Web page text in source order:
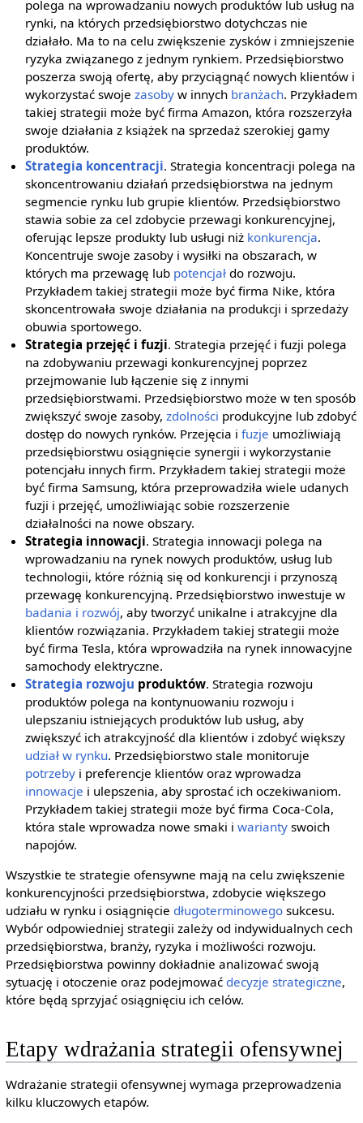
polega na wprowadzaniu nowych produktów lub usług na
rynki, na których przedsiębiorstwo dotychczas nie
działało. Ma to na celu zwiększenie zysków i zmniejszenie
ryzyka związanego z jednym rynkiem. Przedsiębiorstwo
poszerza swoją ofertę, aby przyciągnąć nowych klientów i
wykorzystać swojezasoby w innych branżach. Przykładem
takiej strategii może być firma Amazon, która rozszerzyła
swoje działania z książek na sprzedaż szerokiej gamy
produktów.
Strategia koncentracji. Strategia koncentracji polega na
skoncentrowaniu działań przedsiębiorstwa na jednym
segmencie rynku lub grupie klientów. Przedsiębiorstwo
stawia sobie za cel zdobycie przewagi konkurencyjnej,
oferując lepsze produkty lub usługi niż konkurencja.
Koncentruje swoje zasoby i wysiłki na obszarach, w
których ma przewagę lub potencjał do rozwoju.
Przykładem takiej strategii może być firma Nike, która
skoncentrowała swoje działania na produkcji i sprzedaży
obuwia sportowego.
Strategia przejęć i fuzji. Strategia przejęć i fuzji polega
na zdobywaniu przewagi konkurencyjnej poprzez
przejmowanie lub łączenie się z innymi
przedsiębiorstwami. Przedsiębiorstwo może w ten sposób
zwiększyć swoje zasoby,zdolności produkcyjne lub zdobyć
dostęp do nowych rynków. Przejęcia ifuzje umożliwiają
przedsiębiorstwu osiągnięcie synergii i wykorzystanie
potencjału innych firm. Przykładem takiej strategii może
być firma Samsung, która przeprowadziła wiele udanych
fuzji i przejęć, umożliwiając sobie rozszerzenie
działalności na nowe obszary.
Strategia innowacji. Strategia innowacji polega na
wprowadzaniu na rynek nowych produktów, usług lub
technologii, które różnią się od konkurencji i przynoszą
przewagę konkurencyjną. Przedsiębiorstwo inwestuje w
badania i rozwój, aby tworzyć unikalne i atrakcyjne dla
klientów rozwiązania. Przykładem takiej strategii może
być firma Tesla, która wprowadziła na rynek innowacyjne
samochody elektryczne.
Strategia rozwoju produktów. Strategia rozwoju
produktów polega na kontynuowaniu rozwoju i
ulepszaniu istniejących produktów lub usług, aby
zwiększyć ich atrakcyjność dla klientów i zdobyć większy
udział w rynku. Przedsiębiorstwo stale monitoruje
potrzeby i preferencje klientów oraz wprowadza
innowacje i ulepszenia, aby sprostać ich oczekiwaniom.
Przykładem takiej strategii może być firma Coca-Cola,
która stale wprowadza nowe smaki iwarianty swoich
napojów.
Wszystkie te strategie ofensywne mają na celu zwiększenie
konkurencyjności przedsiębiorstwa, zdobycie większego
udziału w rynku i osiągnięcie długoterminowegosukcesu.
Wybór odpowiedniej strategii zależy od indywidualnych cech
przedsiębiorstwa, branży, ryzyka i możliwości rozwoju.
Przedsiębiorstwa powinny dokładnie analizować swoją
sytuację i otoczenie oraz podejmować decyzje strategiczne,
które będą sprzyjać osiągnięciu ich celów.
Etapy wdrażania strategii ofensywnej
Wdrażanie strategii ofensywnej wymaga przeprowadzenia
kilku kluczowych etapów.